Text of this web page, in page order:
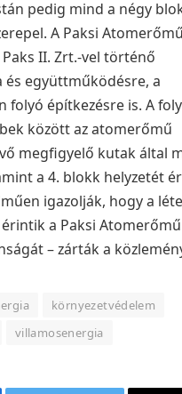
pedig mind a négy
A Paksi
II. Zrt.-vel történő
együttműködésre, a
folyó építkezésre is. A
között az atomerőmű
megfigyelő kutak által
a 4. blokk helyzetét
igazolják, hogy a
a Paksi Atomerőmű
– zárták a
környezetvédelem
villamosenergia